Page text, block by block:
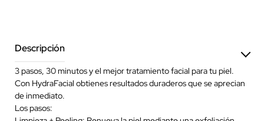
Descripción
3 pasos, 30 minutos y el mejor tratamiento facial para tu piel.
Con HydraFacial obtienes resultados duraderos que se aprecian
de inmediato.
Los pasos: